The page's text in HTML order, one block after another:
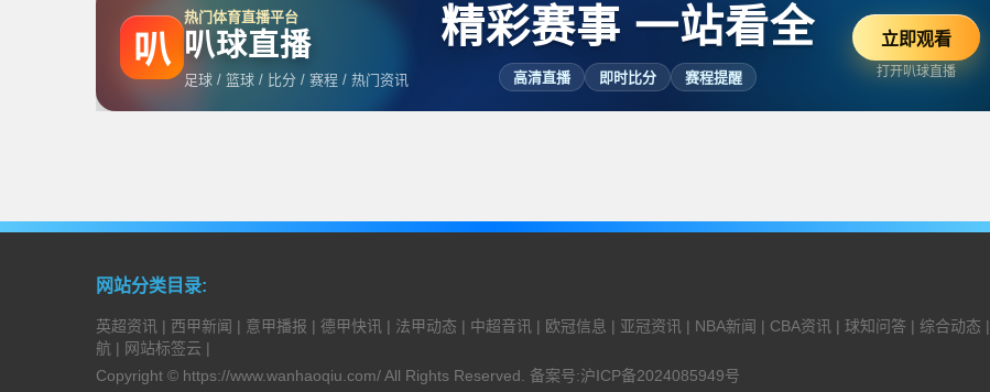
叭
热门体育直播平台
叭球直播
足球 / 篮球 / 比分 / 赛程 / 热门资讯
精彩赛事 一站看全
高清直播 即时比分 赛程提醒
立即观看
打开叭球直播
网站分类目录:
英超资讯 | 西甲新闻 | 意甲播报 | 德甲快讯 | 法甲动态 | 中超音讯 | 欧冠信息 | 亚冠资讯 | NBA新闻 | CBA资讯 | 球知问答 | 综合动态 |
航 | 网站标签云 |
Copyright © https://www.wanhaoqiu.com/All Rights Reserved. 备案号:沪ICP备2024085949号